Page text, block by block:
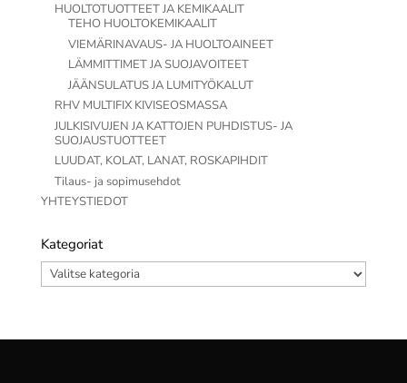
HUOLTOTUOTTEET JA KEMIKAALIT
TEHO HUOLTOKEMIKAALIT
VIEMÄRINAVAUS- JA HUOLTOAINEET
LÄMMITTIMET JA SUOJAVOITEET
JÄÄNSULATUS JA LUMITYÖKALUT
RHV MULTIFIX KIVISEOSMASSA
JULKISIVUJEN JA KATTOJEN PUHDISTUS- JA
SUOJAUSTUOTTEET
LUUDAT, KOLAT, LANAT, ROSKAPIHDIT
Tilaus- ja sopimusehdot
YHTEYSTIEDOT
Kategoriat
Kategoriat